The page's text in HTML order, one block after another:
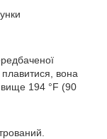
вона
вище 194 °F (90